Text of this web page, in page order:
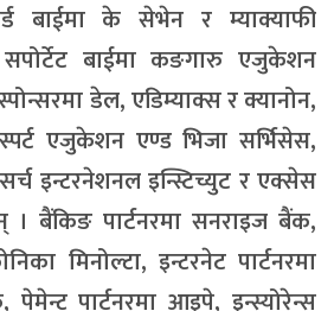
बाईमा के सेभेन र म्याक्याफी
बाईमा कङगारु एजुकेशन
डेल, एडिम्याक्स र क्यानोन,
एजुकेशन एण्ड भिजा सर्भिसेस,
इन्टरनेशनल इन्स्टिच्युट र एक्सेस
बैंकिङ पार्टनरमा सनराइज बैंक,
मिनोल्टा, इन्टरनेट पार्टनरमा
पार्टनरमा आइपे, इन्स्योरेन्स